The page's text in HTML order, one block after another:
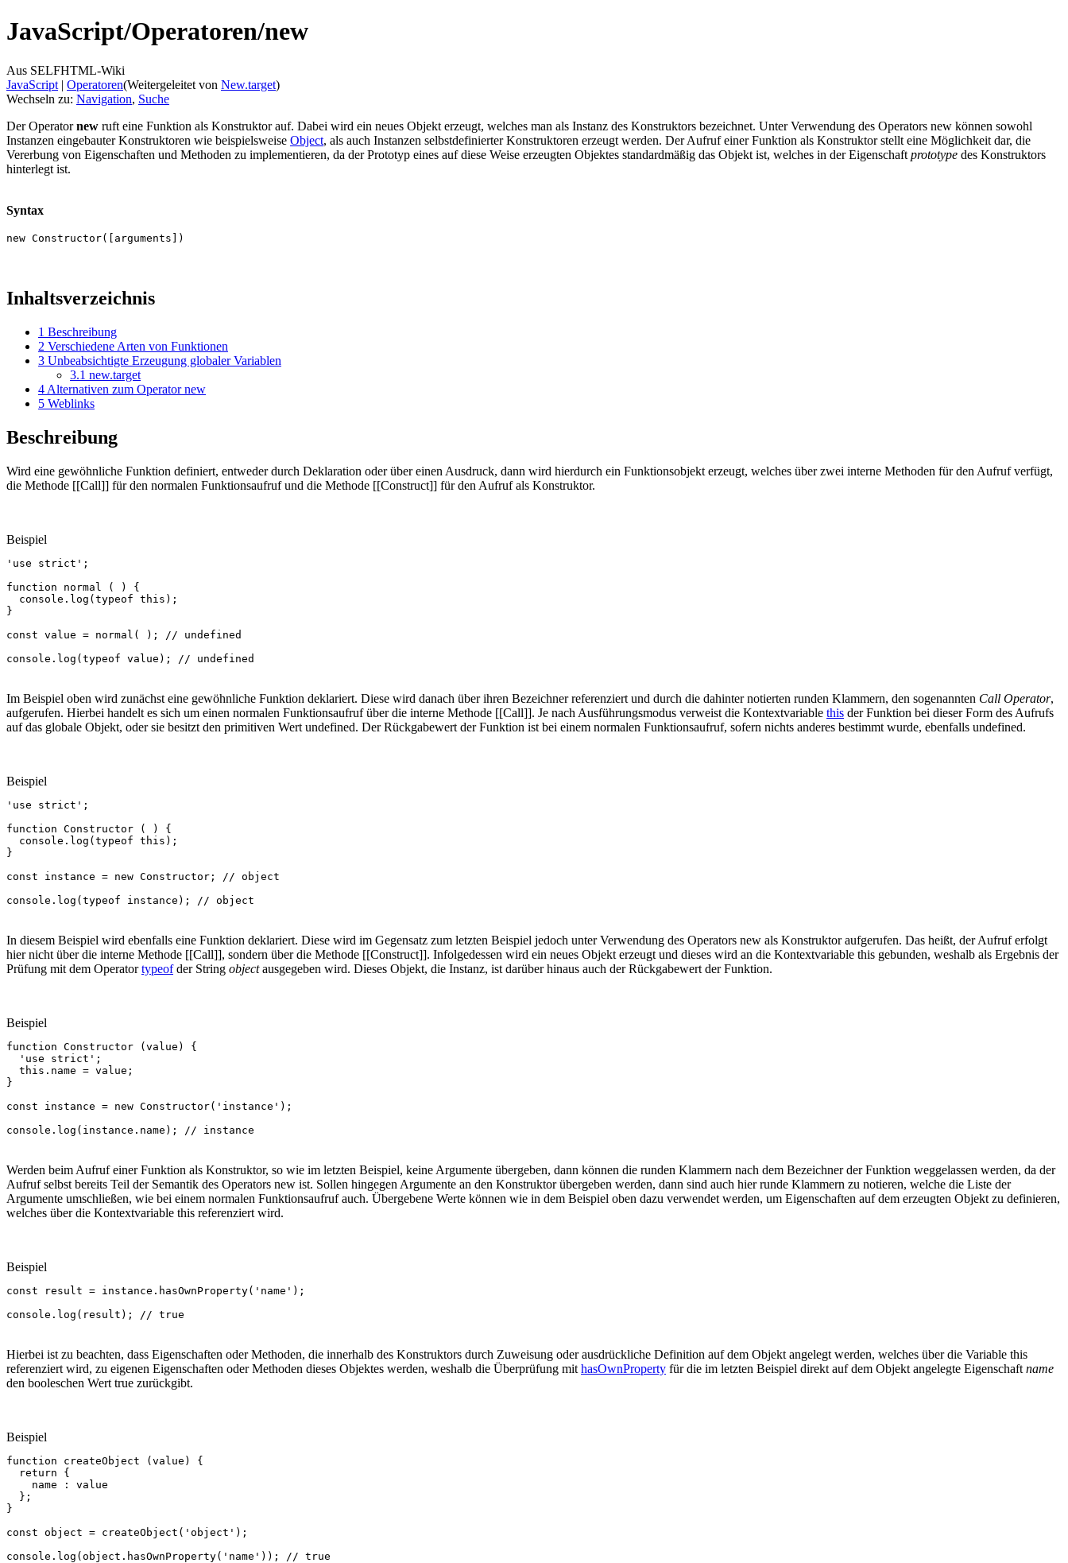
JavaScript/Operatoren/new
Aus SELFHTML-Wiki
JavaScript ‎ | Operatoren(Weitergeleitet von New.target)
Wechseln zu: Navigation, Suche
Der Operatornew ruft eine Funktion als Konstruktor auf. Dabei wird ein neues Objekt erzeugt, welches man als Instanz des Konstruktors bezeichnet. Unter Verwendung des Operators new können sowohl
Instanzen eingebauter Konstruktoren wie beispielsweise Object, als auch Instanzen selbstdefinierter Konstruktoren erzeugt werden. Der Aufruf einer Funktion als Konstruktor stellt eine Möglichkeit dar, die
Vererbung von Eigenschaften und Methoden zu implementieren, da der Prototyp eines auf diese Weise erzeugten Objektes standardmäßig das Objekt ist, welches in der Eigenschaft prototype des Konstruktors
hinterlegt ist.
Syntax
new Constructor([arguments])
Inhaltsverzeichnis
1 Beschreibung
2 Verschiedene Arten von Funktionen
3 Unbeabsichtigte Erzeugung globaler Variablen
3.1 new.target
4 Alternativen zum Operator new
5 Weblinks
Beschreibung
Wird eine gewöhnliche Funktion definiert, entweder durch Deklaration oder über einen Ausdruck, dann wird hierdurch ein Funktionsobjekt erzeugt, welches über zwei interne Methoden für den Aufruf verfügt,
die Methode [[Call]] für den normalen Funktionsaufruf und die Methode [[Construct]] für den Aufruf als Konstruktor.
Beispiel
'use strict' ;
function
normal ( )
{
console . log (typeof this );
}
const value = normal ( );
// undefined
console . log (typeof value ); // undefined
Im Beispiel oben wird zunächst eine gewöhnliche Funktion deklariert. Diese wird danach über ihren Bezeichner referenziert und durch die dahinter notierten runden Klammern, den sogenannten Call Operator,
aufgerufen. Hierbei handelt es sich um einen normalen Funktionsaufruf über die interne Methode [[Call]]. Je nach Ausführungsmodus verweist die Kontextvariable this der Funktion bei dieser Form des Aufrufs
auf das globale Objekt, oder sie besitzt den primitiven Wert undefined. Der Rückgabewert der Funktion ist bei einem normalen Funktionsaufruf, sofern nichts anderes bestimmt wurde, ebenfalls undefined.
Beispiel
'use strict' ;
function Constructor ( )
{
console . log (typeof this );
}
const
instance = new Constructor ;
// object
console . log (typeof instance ); // object
In diesem Beispiel wird ebenfalls eine Funktion deklariert. Diese wird im Gegensatz zum letzten Beispiel jedoch unter Verwendung des Operators new als Konstruktor aufgerufen. Das heißt, der Aufruf erfolgt
hier nicht über die interne Methode [[Call]], sondern über die Methode [[Construct]]. Infolgedessen wird ein neues Objekt erzeugt und dieses wird an die Kontextvariable this gebunden, weshalb als Ergebnis der
Prüfung mit dem Operatortypeofder String objectausgegeben wird. Dieses Objekt, die Instanz, ist darüber hinaus auch der Rückgabewert der Funktion.
Beispiel
function Constructor (value )
{
'use strict' ;
this . name = value ;
}
const
instance = new Constructor( 'instance' );
console . log ( instance . name ); // instance
Werden beim Aufruf einer Funktion als Konstruktor, so wie im letzten Beispiel, keine Argumente übergeben, dann können die runden Klammern nach dem Bezeichner der Funktion weggelassen werden, da der
Aufruf selbst bereits Teil der Semantik des Operators new ist. Sollen hingegen Argumente an den Konstruktor übergeben werden, dann sind auch hier runde Klammern zu notieren, welche die Liste der
Argumente umschließen, wie bei einem normalen Funktionsaufruf auch. Übergebene Werte können wie in dem Beispiel oben dazu verwendet werden, um Eigenschaften auf dem erzeugten Objekt zu definieren,
welches über die Kontextvariable this referenziert wird.
Beispiel
const result = instance . hasOwnProperty( 'name' );
console . log ( result ); // true
Hierbei ist zu beachten, dass Eigenschaften oder Methoden, die innerhalb des Konstruktors durch Zuweisung oder ausdrückliche Definition auf dem Objekt angelegt werden, welches über die Variable this
referenziert wird, zu eigenen Eigenschaften oder Methoden dieses Objektes werden, weshalb die Überprüfung mit hasOwnProperty für die im letzten Beispiel direkt auf dem Objekt angelegte Eigenschaft name
den booleschen Wert true zurückgibt.
Beispiel
function createObject (value )
{
return
{
name
:
value
};
}
const object = createObject ( 'object' );
console . log (object . hasOwnProperty( 'name' )); // true